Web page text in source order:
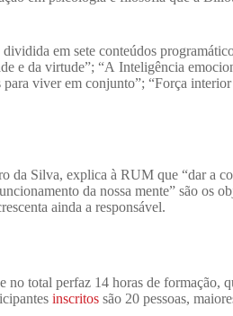
em sete conteúdos
e da virtude”; “AInteligência
viver em conjunto”; “Força
Silva, explica à RUM que “dar a
da nossa mente” são os
ainda a responsável.
no total perfaz 14 horas de formação,
inscritos são 20 pessoas,